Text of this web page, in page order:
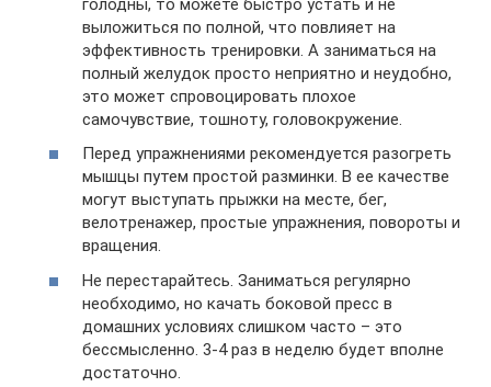
выложиться по полной, что повлияет на
эффективность тренировки. А заниматься на
полный желудок просто неприятно и неудобно,
это может спровоцировать плохое
самочувствие, тошноту, головокружение.
Перед упражнениями рекомендуется разогреть
мышцы путем простой разминки. В ее качестве
могут выступать прыжки на месте, бег,
велотренажер, простые упражнения, повороты и
вращения.
Не перестарайтесь. Заниматься регулярно
необходимо, но качать боковой пресс в
домашних условиях слишком часто – это
бессмысленно. 3-4 раз в неделю будет вполне
достаточно.